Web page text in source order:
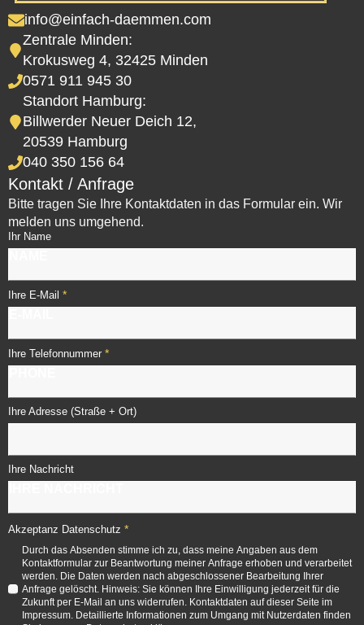
info@einfach-daemmen.com
Zentrale Minden:
Krokusweg 4, 32425 Minden
0571 911 945 30
Standort Hamburg:
Billwerder Neuer Deich 12,
20539 Hamburg
040 350 156 64
Kontakt / Anfrage
Bitte tragen Sie Ihre Kontaktdaten in das Formular ein. Wir
melden uns umgehend.
Ihr Name
Ihre E-Mail *
Ihre Telefonnummer *
Ihre Adresse (Straße + Ort)
Ihre Nachricht
Akzeptanz Datenschutz *
Durch das Absenden stimme ich zu, dass meine Angaben aus dem
Kontaktformular zur Beantwortung meiner Anfrage erhoben und verarbeitet
werden. Die Daten werden nach abgeschlossener Bearbeitung Ihrer
Anfrage gelöscht. Hinweis: Sie können Ihre Einwilligung jederzeit für die
Zukunft per E-Mail an uns widerrufen. Kontaktdaten auf dieser Seite im
Impressum. Detaillierte Informationen zum Umgang mit Nutzerdaten finden